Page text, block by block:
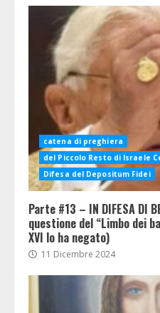
catena di preghiera
del Piccolo Resto di Israele
Difesa del Depositum Fidei
Parte #13 – IN DIFESA DI
questione del “Limbo dei
XVI lo ha negato)
11 Dicembre 2024